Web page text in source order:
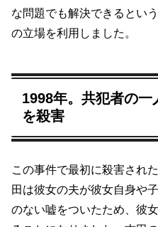
な問題でも解決できるとい
の立場を利用しました。
1998年。共犯者の
を殺害
この事件で最初に殺害され
田は彼女の夫が彼女自身や
のない嘘をついたため、彼